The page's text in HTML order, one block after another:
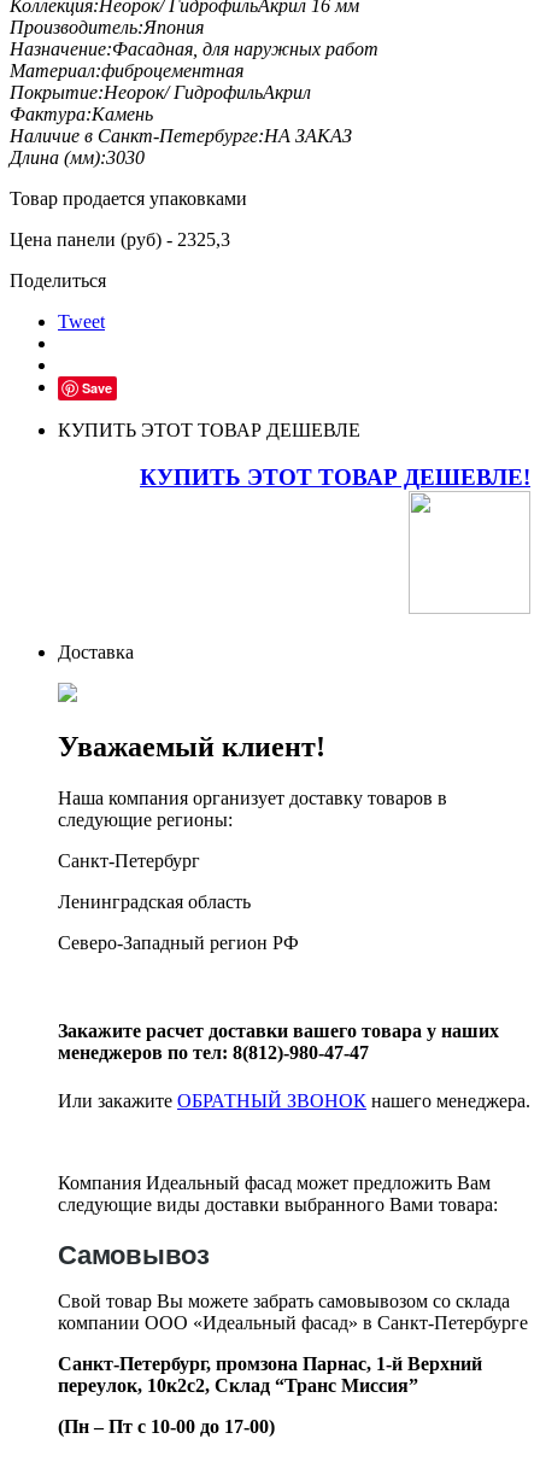
Коллекция:Неорок/ ГидрофильАкрил 16 мм
Производитель:Япония
Назначение:Фасадная, для наружных работ
Материал:фиброцементная
Покрытие:Неорок/ ГидрофильАкрил
Фактура:Камень
Наличие в Санкт-Петербурге:НА ЗАКАЗ
Длина (мм):3030
Товар продается упаковками
Цена панели (руб) - 2325,3
Поделиться
Tweet
Save
КУПИТЬ ЭТОТ ТОВАР ДЕШЕВЛЕ
КУПИТЬ ЭТОТ ТОВАР ДЕШЕВЛЕ!
Доставка
Уважаемый клиент!
Наша компания организует доставку товаров в
следующие регионы:
Санкт-Петербург
Ленинградская область
Северо-Западный регион РФ
Закажите расчет доставки вашего товара у наших
менеджеров по тел: 8(812)-980-47-47
Или закажите ОБРАТНЫЙ ЗВОНОК нашего менеджера.
Компания Идеальный фасад может предложить Вам
следующие виды доставки выбранного Вами товара:
Самовывоз
Свой товар Вы можете забрать самовывозом со склада
компании ООО «Идеальный фасад» в Санкт-Петербурге
Санкт-Петербург, промзона Парнас, 1-й Верхний
переулок, 10к2с2, Склад “Транс Миссия”
(Пн – Пт с 10-00 до 17-00)